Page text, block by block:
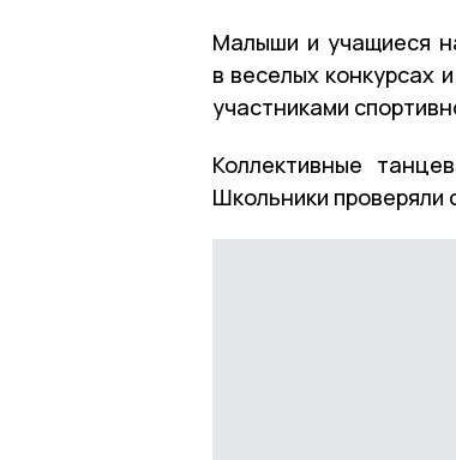
Малыши и учащиеся
в веселых конкурсах
участниками
Коллективные
Школьники проверяли